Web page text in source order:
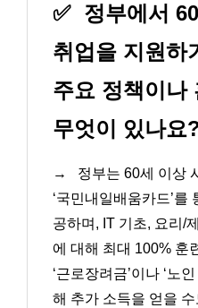
✅ 정부에서
취업을 지원하
주요 정책이나
무엇이 있나요
→
정부는 60세 이상
‘국민내일배움카드’를
공하며, IT 기초, 요리/
에 대해 최대 100% 훈
‘근로장려금’이나 ‘노
해 추가 소득을 얻을